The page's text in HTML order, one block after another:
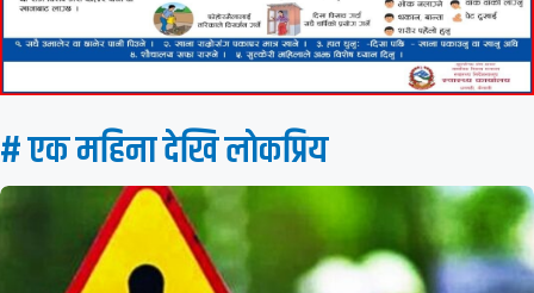
# एक महिना देखि लाेकप्रिय